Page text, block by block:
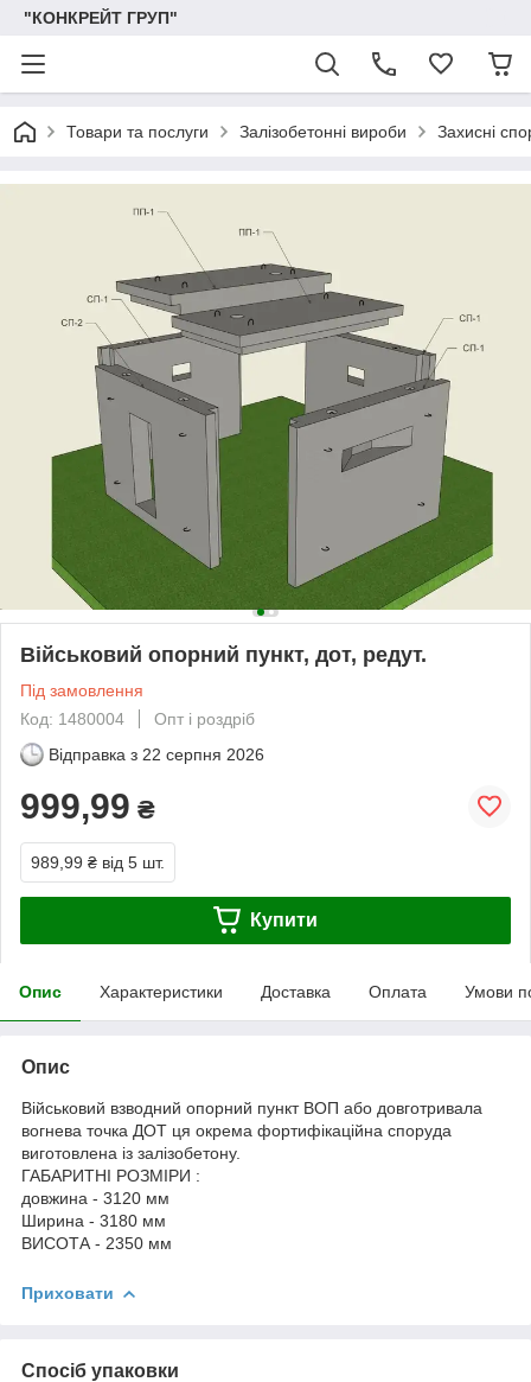
"КОНКРЕЙТ ГРУП"
Товари та послуги Залізобетонні вироби Захисні
Військовий опорний пункт, дот, редут.
Під замовлення
Код: 1480004
Опт і роздріб
Відправка з 22 серпня 2026
999,99 ₴
989,99 ₴ від 5 шт.
Купити
Опис Характеристики Доставка Оплата Умови
Опис
Військовий взводний опорний пункт ВОП або довготривала
вогнева точка ДОТ ця окрема фортифікаційна споруда
виготовлена із залізобетону.
ГАБАРИТНІ РОЗМІРИ :
довжина - 3120 мм
Ширина - 3180 мм
ВИСОТА - 2350 мм
Приховати
Спосіб упаковки